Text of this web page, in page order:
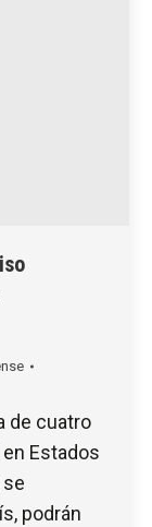
de cuatro
Estados
podrán